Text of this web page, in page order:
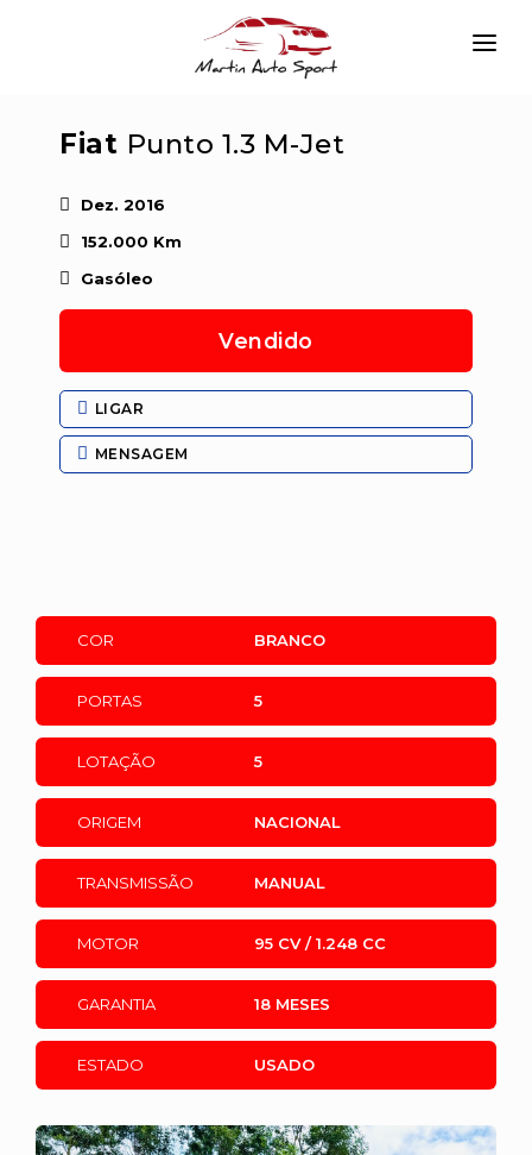
EMPRESA
VIATURAS
SERVIÇOS
Fiat Punto 1.3 M-Jet
Dez. 2016
152.000 Km
Gasóleo
Vendido
LIGAR
MENSAGEM
COR BRANCO
PORTAS 5
LOTAÇÃO 5
ORIGEM NACIONAL
TRANSMISSÃO MANUAL
MOTOR 95 CV / 1.248 CC
GARANTIA 18 MESES
ESTADO USADO